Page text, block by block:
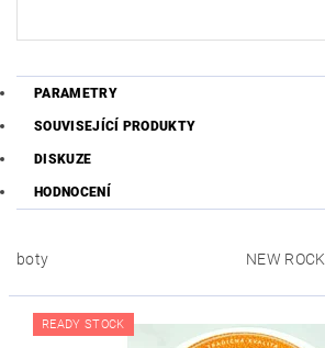
PARAMETRY
SOUVISEJÍCÍ PRODUKTY
DISKUZE
HODNOCENÍ
boty NEW ROCK
READY STOCK